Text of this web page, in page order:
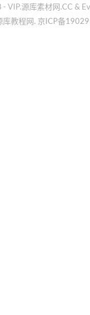
源库素材网.CC &
库教程网. 京ICP备